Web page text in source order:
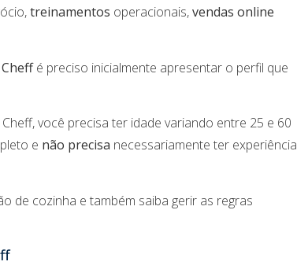
treinamentos operacionais,vendas online
é preciso inicialmente apresentar o perfil que
você precisa ter idade variando entre 25 e 60
e não precisa necessariamente ter experiência
de cozinha e também saiba gerir as regras